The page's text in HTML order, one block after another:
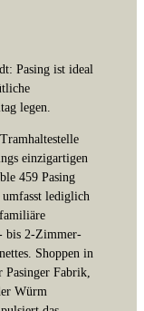
Pasing ist ideal
legen.
einzigartigen
459 Pasing
lediglich
bis 2-Zimmer-
Shoppen in
Fabrik,
Würm